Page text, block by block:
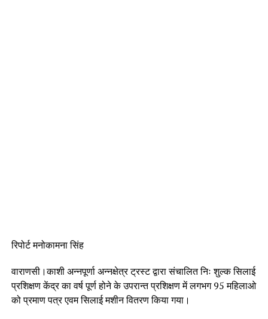
रिपोर्ट मनोकामना सिंह
वाराणसी।काशी अन्नपूर्णा अन्नक्षेत्र ट्रस्ट द्वारा संचालित निः शुल्क सिलाई
प्रशिक्षण केंद्र का वर्ष पूर्ण होने के उपरान्त प्रशिक्षण में लगभग 95 महिलाओ
को प्रमाण पत्र एवम सिलाई मशीन वितरण किया गया।